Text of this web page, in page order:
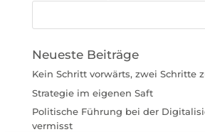
Neueste Beiträge
Kein Schritt vorwärts, zwei Schritte
Strategie im eigenen Saft
Politische Führung bei der
vermisst